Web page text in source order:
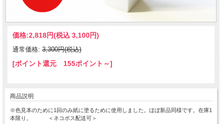
価格:2,818円(税込 3,100円)
通常価格: 3,300円(税込)
[ポイント還元 155ポイント～]
商品説明
※色見本のために1回のみ紙に塗るために使用しました。ほぼ新品同様です。在庫1
本限り。 ＜ネコポス配送可＞